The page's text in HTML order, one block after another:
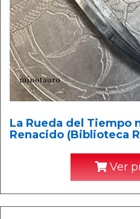
La Rueda del Tiempo
Renacido (Biblioteca
Ver